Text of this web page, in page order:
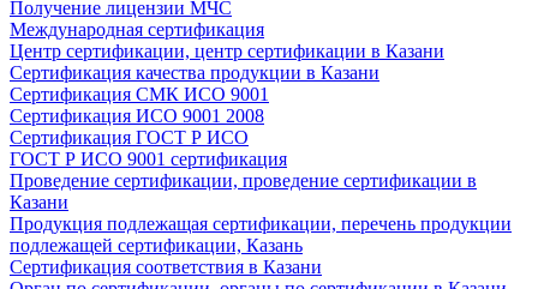
Получение лицензии МЧС
Международная сертификация
Центр сертификации, центр сертификации в Казани
Сертификация качества продукции в Казани
Сертификация СМК ИСО 9001
Сертификация ИСО 9001 2008
Сертификация ГОСТ Р ИСО
ГОСТ Р ИСО 9001 сертификация
Проведение сертификации, проведение сертификации в
Казани
Продукция подлежащая сертификации, перечень продукции
подлежащей сертификации, Казань
Сертификация соответствия в Казани